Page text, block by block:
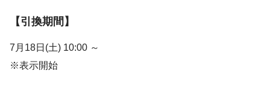
【引換期間】
7月18日(土) 10:00 ～
※表示開始